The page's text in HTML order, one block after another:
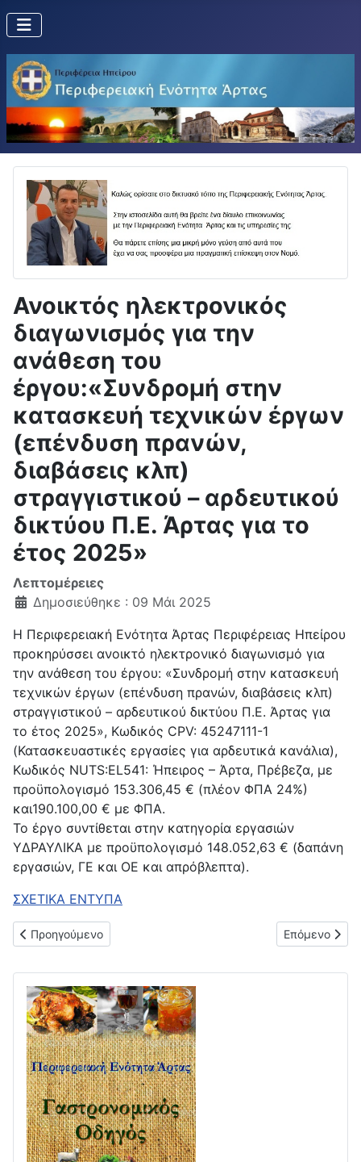
Ανοικτός ηλεκτρονικός
διαγωνισμός για την
ανάθεση του
έργου:«Συνδρομή στην
κατασκευή τεχνικών έργων
(επένδυση πρανών,
διαβάσεις κλπ)
στραγγιστικού – αρδευτικού
δικτύου Π.Ε. Άρτας για το
έτος 2025»
Λεπτομέρειες
Δημοσιεύθηκε : 09 Μάι 2025
Η Περιφερειακή Ενότητα Άρτας Περιφέρειας Ηπείρου
προκηρύσσει ανοικτό ηλεκτρονικό διαγωνισμό για
την ανάθεση του έργου: «Συνδρομή στην κατασκευή
τεχνικών έργων (επένδυση πρανών, διαβάσεις κλπ)
στραγγιστικού – αρδευτικού δικτύου Π.Ε. Άρτας για
το έτος 2025», Κωδικός CPV: 45247111-1
(Κατασκευαστικές εργασίες για αρδευτικά κανάλια),
Κωδικός ΝUTS:EL541: Ήπειρος – Άρτα, Πρέβεζα, με
προϋπολογισμό 153.306,45 € (πλέον ΦΠΑ 24%)
και190.100,00 € με ΦΠΑ.
Το έργο συντίθεται στην κατηγορία εργασιών
ΥΔΡΑΥΛΙΚΑ με προϋπολογισμό 148.052,63 € (δαπάνη
εργασιών, ΓΕ και ΟΕ και απρόβλεπτα).
ΣΧΕΤΙΚΑ ΕΝΤΥΠΑ
Προηγούμενο άρθρο: Ανοικτή διαδικασία για την επιλογή
Προηγούμενο Επόμενο
Επόμενο